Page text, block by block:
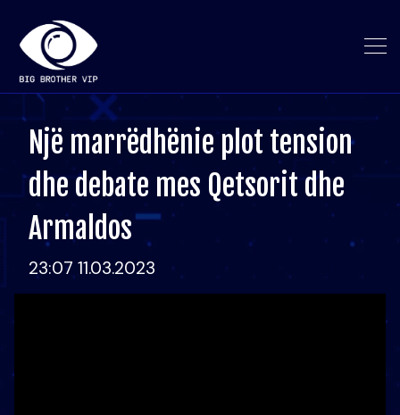
Një marrëdhënie plot tension
dhe debate mes Qetsorit dhe
Armaldos
23:07 11.03.2023